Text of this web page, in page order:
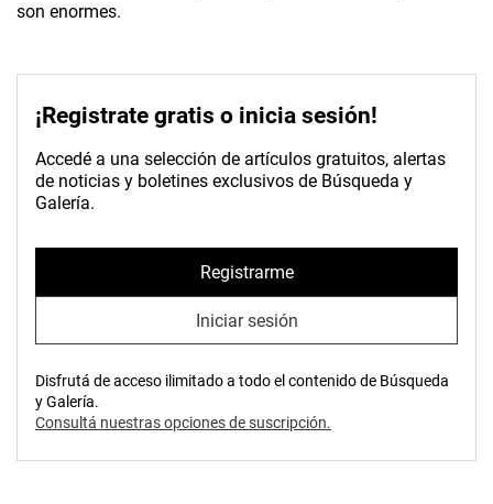
son enormes.
¡Registrate gratis o inicia sesión!
Accedé a una selección de artículos gratuitos, alertas
de noticias y boletines exclusivos de Búsqueda y
Galería.
Registrarme
Iniciar sesión
Disfrutá de acceso ilimitado a todo el contenido de Búsqueda
y Galería.
Consultá nuestras opciones de suscripción.